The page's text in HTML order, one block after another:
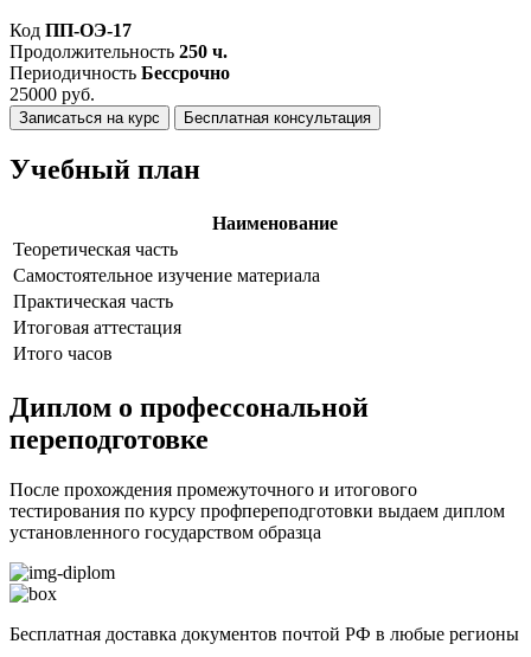
Код ПП-ОЭ-17
Продолжительность 250 ч.
Периодичность Бессрочно
25000 руб.
Записаться на курс Бесплатная консультация
Учебный план
Наименование
Теоретическая часть
Самостоятельное изучение материала
Практическая часть
Итоговая аттестация
Итого часов
Диплом о профессональной
переподготовке
После прохождения промежуточного и итогового
тестирования по курсу профпереподготовки выдаем диплом
установленного государством образца
Бесплатная доставка документов почтой РФ в любые регионы